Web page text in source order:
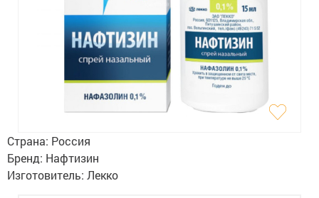
Изделия медицинского назначения
Планирование семьи
Медтехника
Ортопедия
Мама и малыш
Страна: Россия
Бренд: Нафтизин
Изготовитель: Лекко